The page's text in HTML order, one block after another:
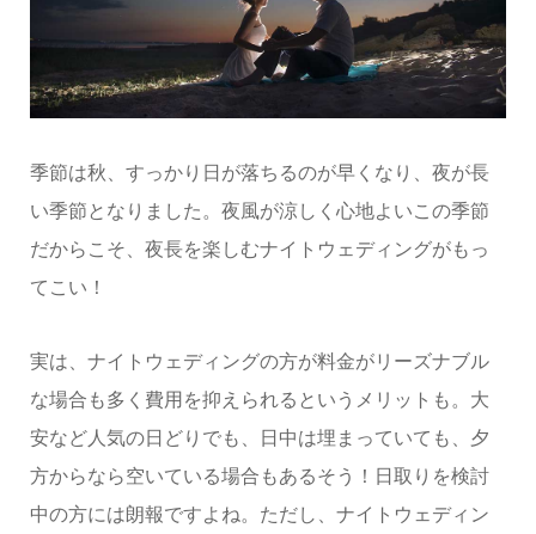
季節は秋、すっかり日が落ちるのが早くなり、夜が長
い季節となりました。夜風が涼しく心地よいこの季節
だからこそ、夜長を楽しむナイトウェディングがもっ
てこい！
実は、ナイトウェディングの方が料金がリーズナブル
な場合も多く費用を抑えられるというメリットも。大
安など人気の日どりでも、日中は埋まっていても、夕
方からなら空いている場合もあるそう！日取りを検討
中の方には朗報ですよね。ただし、ナイトウェディン